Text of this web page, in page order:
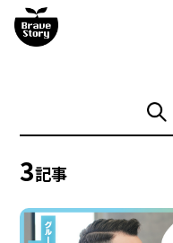
3記事